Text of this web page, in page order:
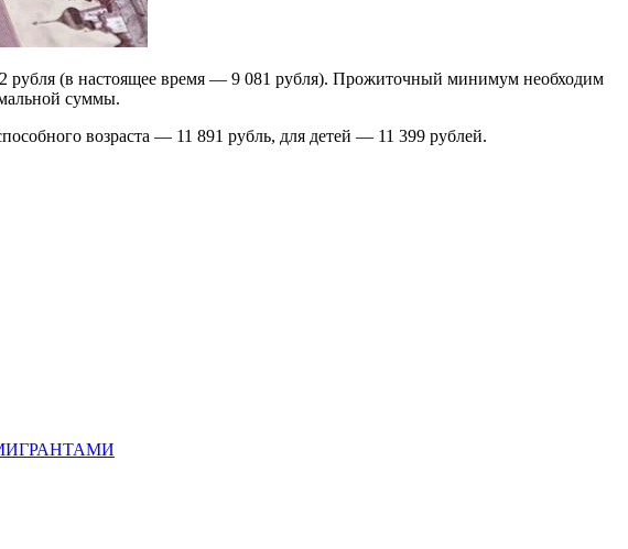
(в настоящее время — 9 081 рубля). Прожиточный минимум необходим
суммы.
возраста — 11 891 рубль, для детей — 11 399 рублей.